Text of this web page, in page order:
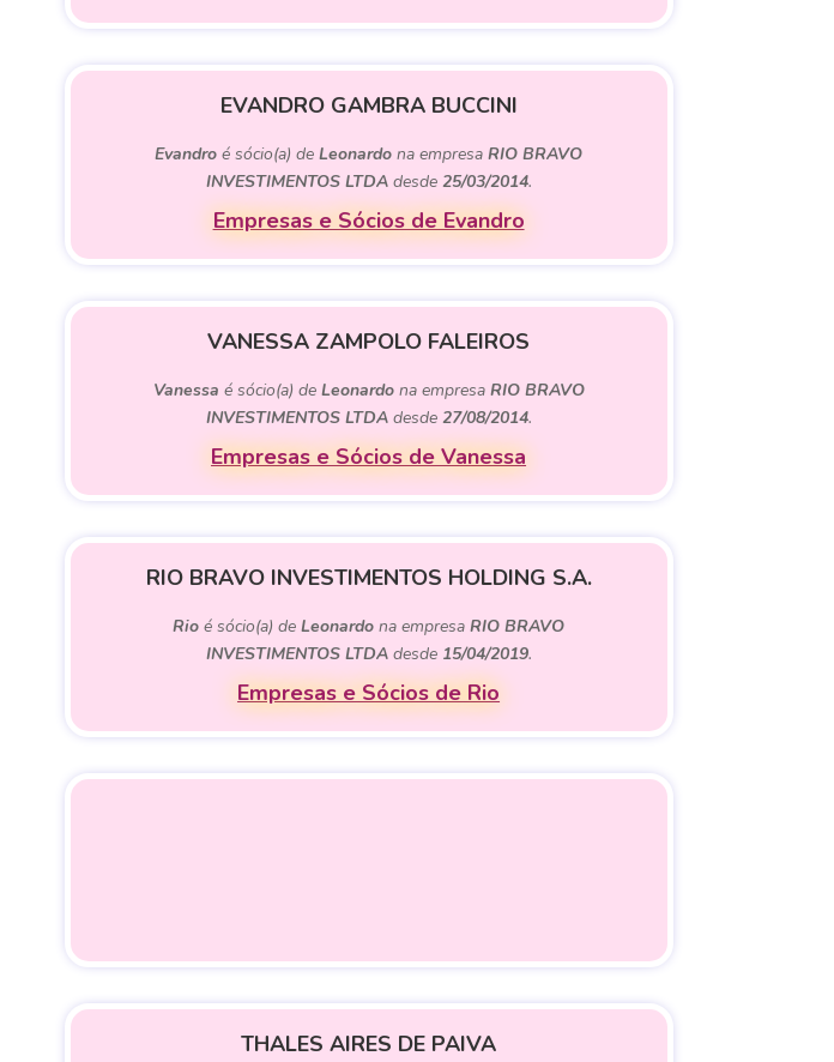
EVANDRO GAMBRA BUCCINI
Evandro é sócio(a) deLeonardo na empresaRIO BRAVO
INVESTIMENTOS LTDAdesde 25/03/2014.
Empresas e Sócios de Evandro
VANESSA ZAMPOLO FALEIROS
Vanessa é sócio(a) de Leonardona empresa RIO BRAVO
INVESTIMENTOS LTDAdesde 27/08/2014.
Empresas e Sócios de Vanessa
RIO BRAVO INVESTIMENTOS HOLDING S.A.
Rio é sócio(a) deLeonardo na empresaRIO BRAVO
INVESTIMENTOS LTDAdesde 15/04/2019.
Empresas e Sócios de Rio
THALES AIRES DE PAIVA